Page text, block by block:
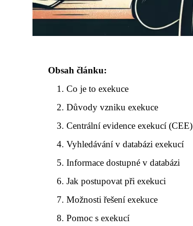
Obsah článku:
Co je to exekuce
Důvody vzniku exekuce
Centrální evidence exekucí (CEE)
Vyhledávání v databázi exekucí
Informace dostupné v databázi
Jak postupovat při exekuci
Možnosti řešení exekuce
Pomoc s exekucí